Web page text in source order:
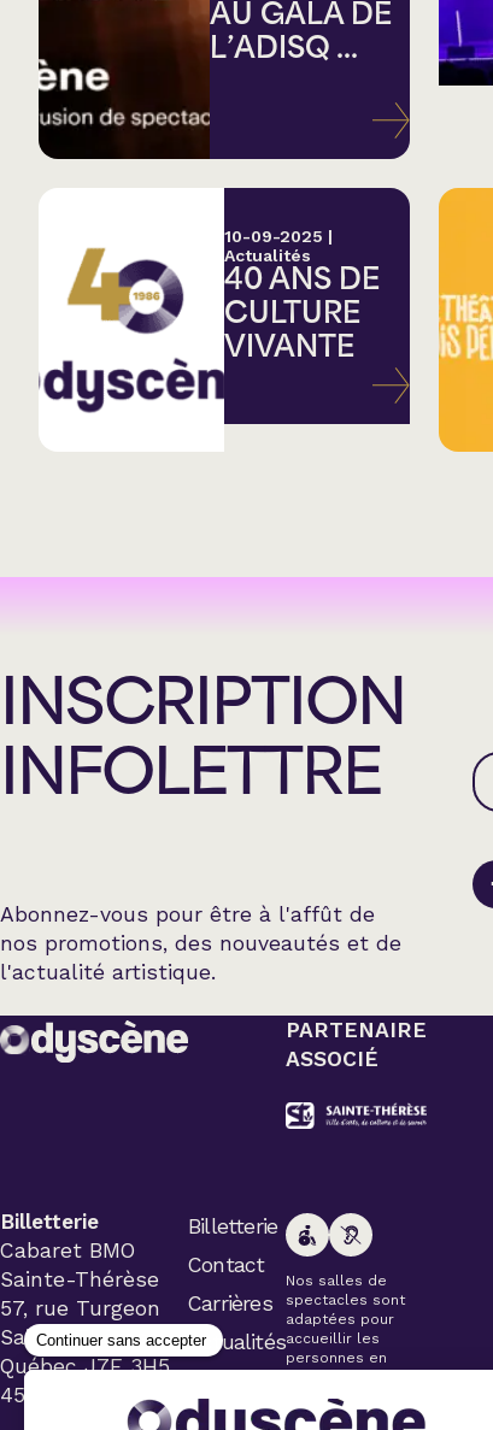
AU GALA DE
L’ADISQ ...
10-09-2025 |
Actualités
40 ANS DE
CULTURE
VIVANTE
INSCRIPTION
INFOLETTRE
Abonnez-vous pour être à l'affût de
nos promotions, des nouveautés et de
l'actualité artistique.
Billetterie
Cabaret BMO
Sainte-Thérèse
57, rue Turgeon
Sainte-Thérèse
Québec J7E 3H5
450 434-4006
Billetterie
Contact
Carrières
Actualités
PARTENAIRE
ASSOCIÉ
Nos salles de
spectacles sont
adaptées pour
accueillir les
personnes en
Veuillez
simplement aviser